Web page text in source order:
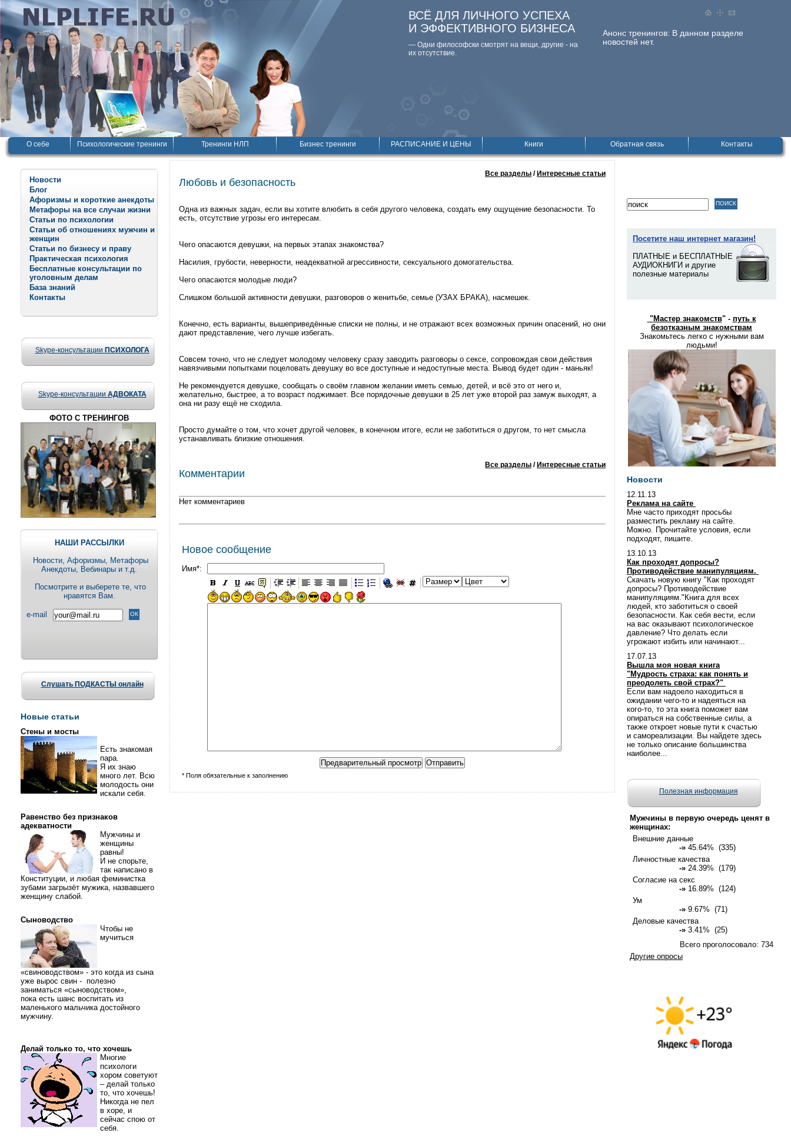
Анонс тренингов: В данном разделе
новостей нет.
ВСЁ ДЛЯ ЛИЧНОГО УСПЕХА
И ЭФФЕКТИВНОГО БИЗНЕСА
— Одни философски смотpят на вещи, дpугие - на
их отсутствие.
О себе Психологические тренинги Тренинги НЛП Бизнес тренинги РАСПИСАНИЕ И ЦЕНЫ Книги Обратная связь Контакты
Новости
Блог
Афоризмы и короткие анекдоты
Метафоры на все случаи жизни
Статьи по психологии
Статьи об отношениях мужчин и
женщин
Статьи по бизнесу и праву
Практическая психология
Бесплатные консультации по
уголовным делам
База знаний
Контакты
Skype-консультации ПСИХОЛОГА
Skype-консультации АДВОКАТА
ФОТО С ТРЕНИНГОВ
НАШИ РАССЫЛКИ
Новости, Aфоризмы, Метафоры
Анекдоты, Вебинары и т.д.
Посмотрите и выберете те, что
нравятся Вам.
e-mail
Слушать ПОДКАСТЫ онлайн
Новые статьи
Стены и мосты
Есть знакомая
пара.
Я их знаю
много лет. Всю
молодость они
искали себя.
Равенство без признаков
адекватности
Мужчины и
женщины
равны!
И не спорьте,
так написано в
Конституции, и любая феминистка
зубами загрызёт мужика, назвавшего
женщину слабой.
Сыноводство
Чтобы не
мучиться
«свиноводством» - это когда из сына
уже вырос свин - полезно
заниматься «сыноводством»,
пока есть шанс воспитать из
маленького мальчика достойного
мужчину.
Делай только то, что хочешь
Многие
психологи
хором советуют
– делай только
то, что хочешь!
Никогда не пел
в хоре, и
сейчас спою от
себя.
Все разделы / Интересные статьи
Любовь и безопасность
Одна из важных задач, если вы хотите влюбить в себя другого человека, создать ему ощущение безопасности. То
есть, отсутствие угрозы его интересам.
Чего опасаются девушки, на первых этапах знакомства?
Насилия, грубости, неверности, неадекватной агрессивности, сексуального домогательства.
Чего опасаются молодые люди?
Слишком большой активности девушки, разговоров о женитьбе, семье (УЗАХ БРАКА), насмешек.
Конечно, есть варианты, вышеприведённые списки не полны, и не отражают всех возможных причин опасений, но они
дают представление, чего лучше избегать.
Совсем точно, что не следует молодому человеку сразу заводить разговоры о сексе, сопровождая свои действия
навязчивыми попытками поцеловать девушку во все доступные и недоступные места. Вывод будет один - маньяк!
Не рекомендуется девушке, сообщать о своём главном желании иметь семью, детей, и всё это от него и,
желательно, быстрее, а то возраст поджимает. Все порядочные девушки в 25 лет уже второй раз замуж выходят, а
она ни разу ещё не сходила.
Просто думайте о том, что хочет другой человек, в конечном итоге, если не заботиться о другом, то нет смысла
устанавливать близкие отношения.
Все разделы / Интересные статьи
Комментарии
Нет комментариев
Новое сообщение
Имя*:
* Поля обязательные к заполнению
Посетите наш интернет магазин!
ПЛАТНЫЕ и БЕСПЛАТНЫЕ
АУДИОКНИГИ и другие
полезные материалы
"Мастер знакомств" - путь к
безотказным знакомствам
Знакомьтесь легко с нужными вам
людьми!
Новости
12.11.13
Реклама на сайте
Мне часто приходят просьбы
разместить рекламу на сайте.
Можно. Прочитайте условия, если
подходят, пишите.
13.10.13
Как проходят допросы?
Противодействие манипуляциям.
Скачать новую книгу "Как проходят
допросы? Противодействие
манипуляциям."Книга для всех
людей, кто заботиться о своей
безопасности. Как себя вести, если
на вас оказывают психологическое
давление? Что делать если
угрожают избить или начинают...
17.07.13
Вышла моя новая книга
"Мудрость страха: как понять и
преодолеть свой страх?"
Если вам надоело находиться в
ожидании чего-то и надеяться на
кого-то, то эта книга поможет вам
опираться на собственные силы, а
также откроет новые пути к счастью
и самореализации. Вы найдете здесь
не только описание большинства
наиболее...
Полезная информация
Мужчины в первую очередь ценят в
женщинах:
Внешние данные
-» 45.64% (335)
Личностные качества
-» 24.39% (179)
Согласие на секс
-» 16.89% (124)
Ум
-» 9.67% (71)
Деловые качества
-» 3.41% (25)
Всего проголосовало: 734
Другие опросы